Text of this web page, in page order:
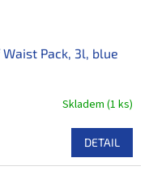
Pack, 3l, blue
Skladem (1 ks)
DETAIL